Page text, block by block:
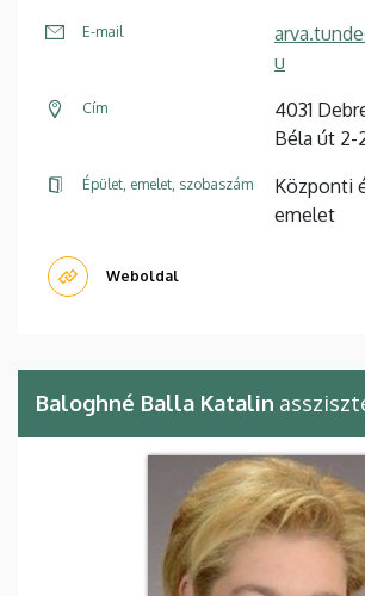
E-mail
u
Cím
4031
Béla út 2-
Épület, emelet, szobaszám
Központi
emelet
Weboldal
Baloghné Balla Katalin